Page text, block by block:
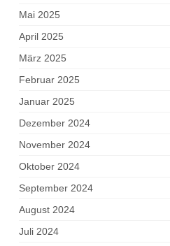
Mai 2025
April 2025
März 2025
Februar 2025
Januar 2025
Dezember 2024
November 2024
Oktober 2024
September 2024
August 2024
Juli 2024